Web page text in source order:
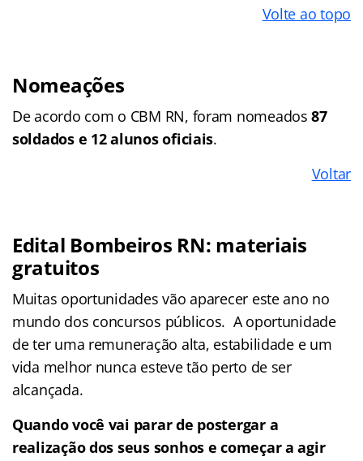
Volte ao topo
Nomeações
De acordo com o CBM RN, foram nomeados87
soldados e 12 alunos oficiais.
Voltar
Edital Bombeiros RN: materiais
gratuitos
Muitas oportunidades vão aparecer este ano no
mundo dos concursos públicos. A oportunidade
de ter uma remuneração alta, estabilidade e um
vida melhor nunca esteve tão perto de ser
alcançada.
Quando você vai parar de postergar a
realização dos seus sonhos e começar a agir